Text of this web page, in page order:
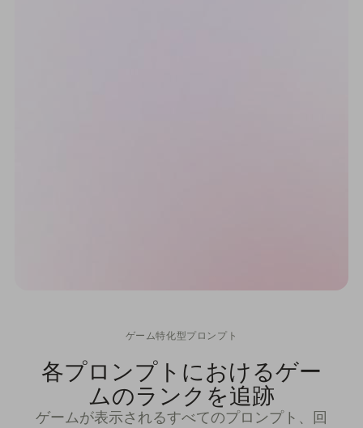
ゲーム特化型プロンプト
各プロンプトにおけるゲー
ムのランクを追跡
ゲームが表示されるすべてのプロンプト、回